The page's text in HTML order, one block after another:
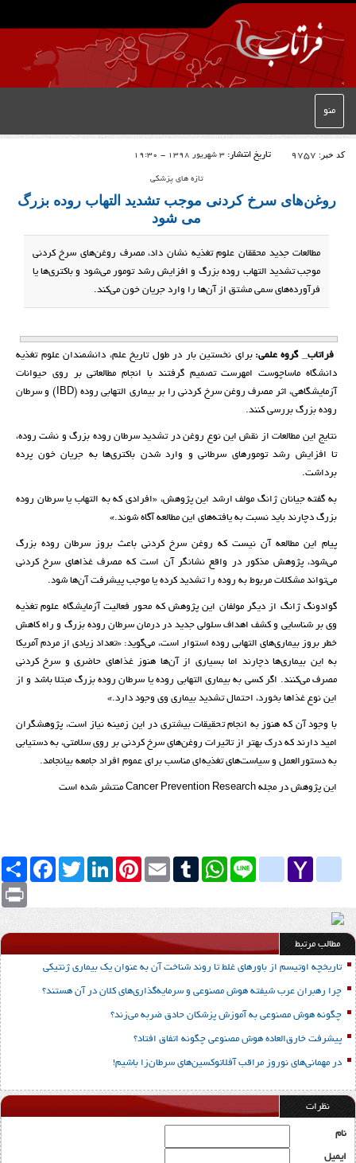
منو
کد خبر: 9757 تاریخ انتشار: 3 شهریور 1398 - 19:30
تازه های پزشکی
روغن‌های سرخ کردنی موجب تشدید التهاب روده بزرگ
می شود
مطالعات جدید محققان علوم تغذیه نشان داد، مصرف روغن‌های سرخ کردنی
موجب تشدید التهاب روده بزرگ و افزایش رشد تومور می‌شود و باکتری‌ها یا
فرآورده‌های سمی مشتق از آن‌ها را وارد جریان خون می‌کند.
فراتاب_ گروه علمی: برای نخستین بار در طول تاریخ علم، دانشمندان علوم تغذیه
دانشگاه ماساچوست امهرست تصمیم گرفتند با انجام مطالعاتی بر روی حیوانات
آزمایشگاهی، اثر مصرف روغن سرخ کردنی را بر بیماری التهابی روده (IBD) و سرطان
روده بزرگ بررسی کنند.
نتایج این مطالعات از نقش این نوع روغن در تشدید سرطان روده بزرگ و نشت روده،
تا افزایش رشد تومورهای سرطانی و وارد شدن باکتری‌ها به جریان خون پرده
برداشت.
به گفته جیانان ژانگ مولف ارشد این پژوهش، «افرادی که به التهاب یا سرطان روده
بزرگ دچارند باید نسبت به یافته‌های این مطالعه آگاه شوند.»
پیام این مطالعه آن نیست که روغن سرخ کردنی باعث بروز سرطان روده بزرگ
می‌شود، پژوهش مذکور در واقع نشانگر آن است که مصرف غذاهای سرخ کردنی
می‌تواند مشکلات مربوط به روده را تشدید کرده یا موجب پیشرفت آن‌ها شود.
گوادونگ ژانگ از دیگر مولفان این پژوهش که محور فعالیت آزمایشگاه علوم تغذیه
وی بر شناسایی و کشف اهداف سلولی جدید در درمان سرطان روده بزرگ و راه کاهش
خطر بروز بیماری‌های التهابی روده استوار است، می‌گوید: «تعداد زیادی از مردم آمریکا
به این بیماری‌ها دچارند اما بسیاری از آن‌ها هنوز غذاهای حاضری و سرخ کردنی
مصرف می‌کنند. اگر کسی به بیماری التهابی روده یا سرطان روده بزرگ مبتلا باشد و از
این نوع غذاها بخورد، احتمال تشدید بیماری وی وجود دارد.»
با وجود آن که هنوز به انجام تحقیقات بیشتری در این زمینه نیاز است، پژوهشگران
امید دارند که درک بهتر از تاثیرات روغن‌های سرخ کردنی بر روی سلامتی، به دستیابی
به دستورالعمل و سیاست‌های تغذیه‌ای مناسب برای عموم افراد جامعه بیانجامد.
این پژوهش در مجله Cancer Prevention Research منتشر شده است
Facebook TwitterLinkedInPinterest Email TumblrWhatsApp Line
google_bookmarks
Yahoo
yahoo_messenger
Print
مطالب مرتبط
تاریخچه اوتیسم از باورهای غلط تا روند شناخت آن به عنوان یک بیماری ژنتیکی
چرا رهبران عرب شیفته هوش مصنوعی و سرمایه‌گذاری‌های کلان در آن هستند؟
چگونه هوش مصنوعی به آموزش پزشکان حادق ضربه می‌زند؟
پیشرفت خارق‌العاده هوش‌ مصنوعی چگونه اتفاق افتاد؟
در مهمانی‌های نوروز مراقب آفلاتوکسین‌های سرطان‌زا‌ باشیم!
نظرات
نام
ایمیل